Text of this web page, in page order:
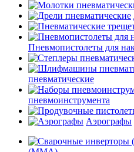
Пневмопистолеты для
пневматические
пневмоинструмента
Аэрографы